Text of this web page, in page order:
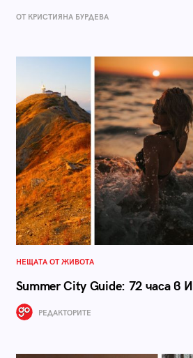
ОТ КРИСТИЯНА БУРДЕВА
НЕЩАТА ОТ ЖИВОТА
Summer City Guide: 72 часа в
РЕДАКТОРИТЕ